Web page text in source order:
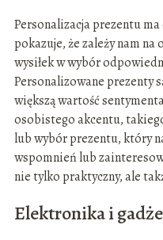
Personalizacja prezentu
pokazuje, że zależy nam na
wysiłek w wybór
Personalizowane prezenty
większą wartość
osobistego akcentu,
lub wybór prezentu, który
wspomnień lub
nie tylko praktyczny, ale
Elektronika i